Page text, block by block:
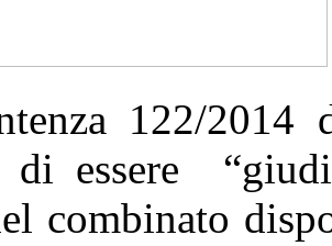
122/
di essere
combinato